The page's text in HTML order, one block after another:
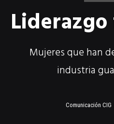
Mujeres que han
industria
Comunicación CIG